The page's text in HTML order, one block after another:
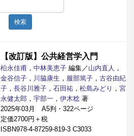
検索
【改訂版】公共経営学入門
柗永佳甫 ， 中林美恵子 編集／ 山内直人 ，
金谷信子 ， 川脇康生 ， 服部篤子 ， 古谷由紀
子 ， 長谷川雅子 ， 石田祐 ， 松島みどり ， 宮
永健太郎 ， 宇部一 ， 伊木稔 著
2025年03月 A5判・322ページ
定価2700円＋税
ISBN978-4-87259-819-3 C3033